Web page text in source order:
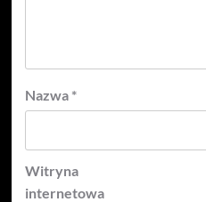
Nazwa *
Witryna
internetowa